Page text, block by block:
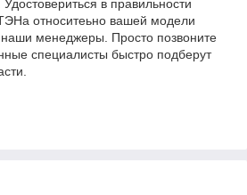
в правильности
относитеьно вашей модели
менеджеры. Просто позвоните
специалисты быстро подберут